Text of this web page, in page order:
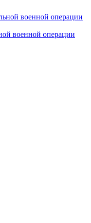
военной операции